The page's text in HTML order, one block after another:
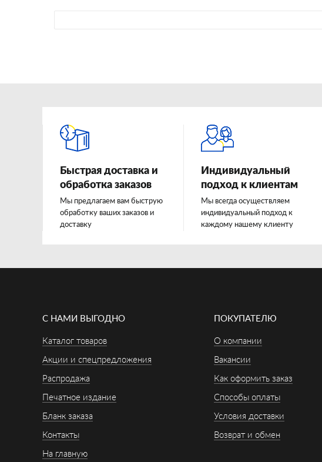
Быстрая доставка и
обработка заказов
Мы предлагаем вам быструю
обработку ваших заказов и
доставку
Индивидуальный
подход к клиентам
Мы всегда осуществляем
индивидуальный подход к
каждому нашему клиенту
С НАМИ ВЫГОДНО
Каталог товаров
Акции и спецпредложения
Распродажа
Печатное издание
Бланк заказа
Контакты
На главную
ПОКУПАТЕЛЮ
О компании
Вакансии
Как оформить заказ
Способы оплаты
Условия доставки
Возврат и обмен